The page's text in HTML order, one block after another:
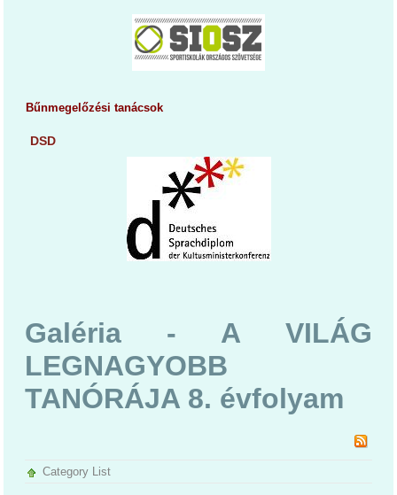
Bűnmegelőzési tanácsok
DSD
Galéria - A VILÁG
LEGNAGYOBB
TANÓRÁJA 8. évfolyam
Category List